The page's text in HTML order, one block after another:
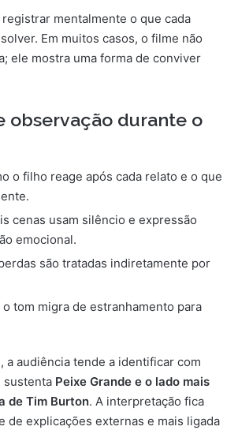
mentalmente o que cada
Em muitos casos, o filme não
ele mostra uma forma de conviver
observação durante o
o filho reage após cada relato e o que
cenas usam silêncio e expressão
emocional.
são tratadas indiretamente por
tom migra de estranhamento para
a audiência tende a identificar com
sustenta Peixe Grande e o lado mais
de Tim Burton. A interpretação fica
de explicações externas e mais ligada